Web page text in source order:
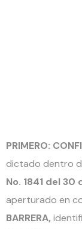
PRIMERO:
dictado dentro
No. 1841 del
aperturado en
BARRERA,